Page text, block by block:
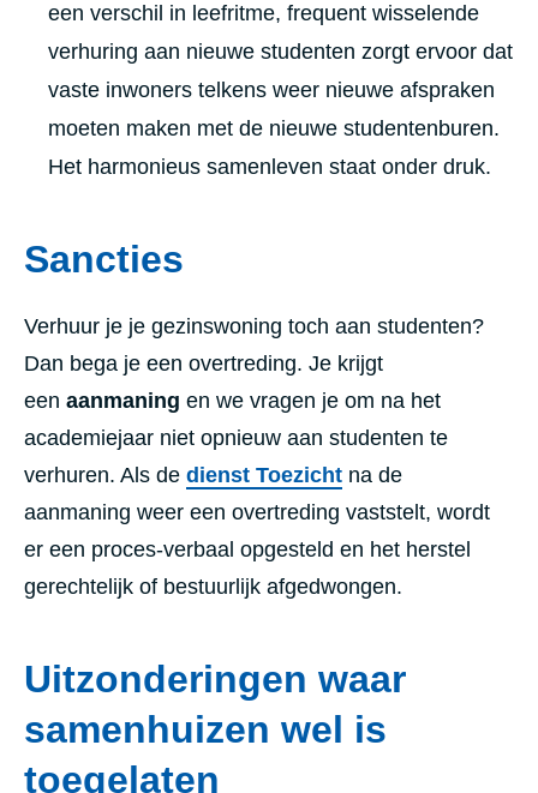
een verschil in leefritme, frequent wisselende
verhuring aan nieuwe studenten zorgt ervoor dat
vaste inwoners telkens weer nieuwe afspraken
moeten maken met de nieuwe studentenburen.
Het harmonieus samenleven staat onder druk.
Sancties
Verhuur je je gezinswoning toch aan studenten?
Dan bega je een overtreding. Je krijgt
een aanmaning en we vragen je om na het
academiejaar niet opnieuw aan studenten te
verhuren. Als de dienst Toezicht na de
aanmaning weer een overtreding vaststelt, wordt
er een proces-verbaal opgesteld en het herstel
gerechtelijk of bestuurlijk afgedwongen.
Uitzonderingen waar
samenhuizen wel is
toegelaten